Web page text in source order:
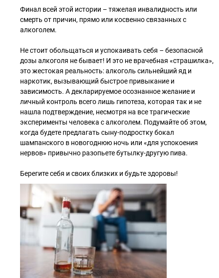
Финал всей этой истории – тяжелая инвалидность или
смерть от причин, прямо или косвенно связанных с
алкоголем.
Не стоит обольщаться и успокаивать себя – безопасной
дозы алкоголя не бывает! И это не врачебная «страшилка»,
это жестокая реальность: алкоголь сильнейший яд и
наркотик, вызывающий быстрое привыкание и
зависимость. А декларируемое осознанное желание и
личный контроль всего лишь гипотеза, которая так и не
нашла подтверждение, несмотря на все трагические
эксперименты человека с алкоголем. Подумайте об этом,
когда будете предлагать сыну-подростку бокал
шампанского в новогоднюю ночь или «для успокоения
нервов» привычно разопьете бутылку-другую пива.
Берегите себя и своих близких и будьте здоровы!